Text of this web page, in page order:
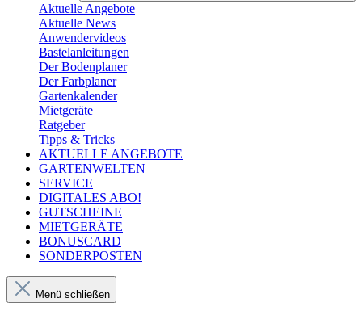
Aktuelle Angebote
Aktuelle News
Anwendervideos
Bastelanleitungen
Der Bodenplaner
Der Farbplaner
Gartenkalender
Mietgeräte
Ratgeber
Tipps & Tricks
AKTUELLE ANGEBOTE
GARTENWELTEN
SERVICE
DIGITALES ABO!
GUTSCHEINE
MIETGERÄTE
BONUSCARD
SONDERPOSTEN
Menü schließen